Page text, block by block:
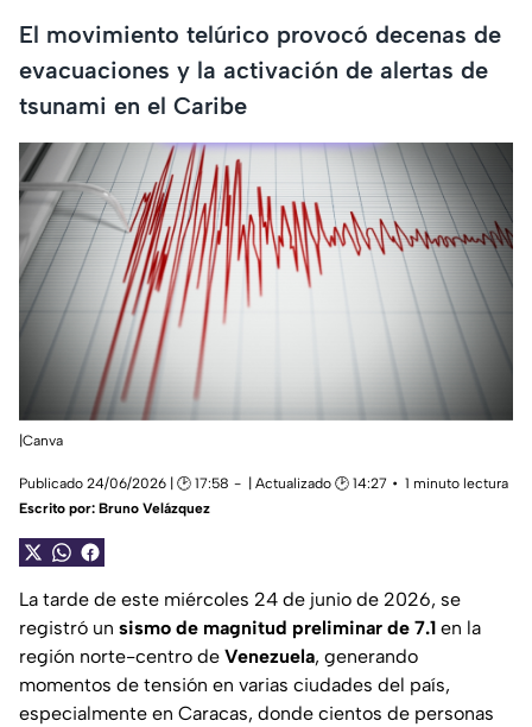
El movimiento telúrico provocó decenas de
evacuaciones y la activación de alertas de
tsunami en el Caribe
|Canva
Publicado 24/06/2026 | 🕑 17:58 | Actualizado 🕑 14:27
1 minuto lectura
Escrito por: Bruno Velázquez
La tarde de este miércoles 24 de junio de 2026, se
registró un sismo de magnitud preliminar de 7.1 en la
región norte-centro de Venezuela, generando
momentos de tensión en varias ciudades del país,
especialmente en Caracas, donde cientos de personas